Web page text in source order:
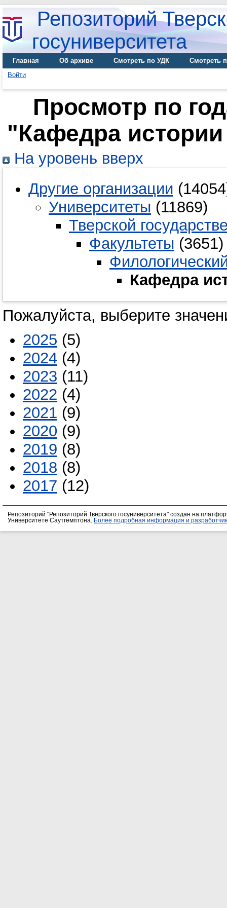
Репозиторий
госуниверситета
Главная Об архиве Смотреть по УДК
Смотреть
Войти
Просмотр по
"Кафедра
На уровень вверх
Другие организации
Университеты (11869)
Тверской
Факультеты (3651)
Кафедра
Пожалуйста, выберите
2025 (5)
2024 (4)
2023 (11)
2022 (4)
2021 (9)
2020 (9)
2019 (8)
2018 (8)
2017 (12)
Репозиторий "Репозиторий Тверского госуниверситета" создан на
Университете Саутгемптона.
Более подробная информация и